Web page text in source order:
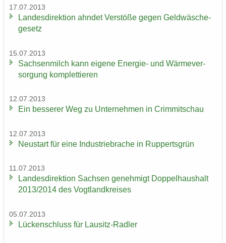
17.07.2013
Lan­des­di­rek­ti­on ahn­det Ver­stö­ße gegen Geld­wä­sche­
ge­setz
15.07.2013
Sach­sen­milch kann ei­ge­ne Energie-​ und Wär­me­ver­
sor­gung kom­plet­tie­ren
12.07.2013
Ein bes­se­rer Weg zu Un­ter­neh­men in Crim­mit­schau
12.07.2013
Neu­start für eine In­dus­trie­bra­che in Rup­perts­grün
11.07.2013
Lan­des­di­rek­ti­on Sach­sen ge­neh­migt Dop­pel­haus­halt
2013/2014 des Vogt­land­krei­ses
05.07.2013
Lü­cken­schluss für Lausitz-​Radler